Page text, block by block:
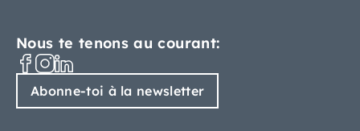
Nous te tenons au courant:
Abonne-toi à la newsletter